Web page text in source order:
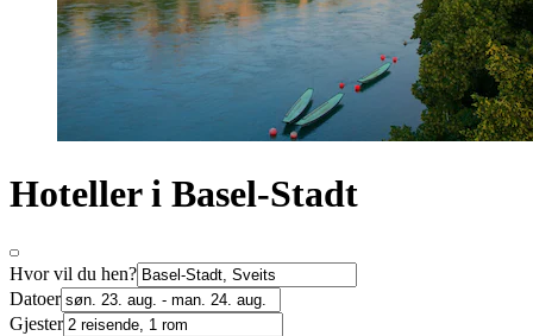
Hoteller i Basel-Stadt
Hvor vil du hen?
Datoer
Gjester